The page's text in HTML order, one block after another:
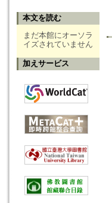
本文を読む
まだ本館にオーソラ
イズされていません
加えサービス